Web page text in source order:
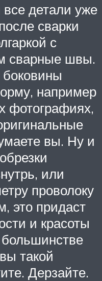
детали уже
сварки
с
сварные швы.
боковины
например
фотографиях,
вы. Ну и
или
проволоку
это придаст
и красоты
такой
Дерзайте.